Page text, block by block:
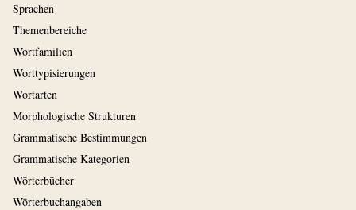
Sprachen
Themenbereiche
Wortfamilien
Worttypisierungen
Wortarten
Morphologische Strukturen
Grammatische Bestimmungen
Grammatische Kategorien
Wörterbücher
Wörterbuchangaben